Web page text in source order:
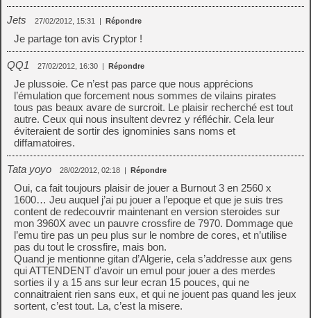
Jets 27/02/2012, 15:31 | Répondre
Je partage ton avis Cryptor !
QQ1 27/02/2012, 16:30 | Répondre
Je plussoie. Ce n’est pas parce que nous apprécions
l’émulation que forcement nous sommes de vilains pirates
tous pas beaux avare de surcroit. Le plaisir recherché est tout
autre. Ceux qui nous insultent devrez y réfléchir. Cela leur
éviteraient de sortir des ignominies sans noms et
diffamatoires.
Tata yoyo 28/02/2012, 02:18 | Répondre
Oui, ca fait toujours plaisir de jouer a Burnout 3 en 2560 x
1600… Jeu auquel j’ai pu jouer a l’epoque et que je suis tres
content de redecouvrir maintenant en version steroides sur
mon 3960X avec un pauvre crossfire de 7970. Dommage que
l’emu tire pas un peu plus sur le nombre de cores, et n’utilise
pas du tout le crossfire, mais bon.
Quand je mentionne gitan d’Algerie, cela s’addresse aux gens
qui ATTENDENT d’avoir un emul pour jouer a des merdes
sorties il y a 15 ans sur leur ecran 15 pouces, qui ne
connaitraient rien sans eux, et qui ne jouent pas quand les jeux
sortent, c’est tout. La, c’est la misere.